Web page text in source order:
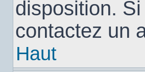
disposition.
contactez un
Haut